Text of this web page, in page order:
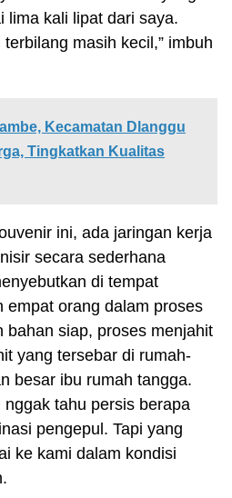
lima kali lipat dari saya.
masih kecil,” imbuh
Kecamatan Dlanggu
Tingkatkan Kualitas
ini, ada jaringan kerja
secara sederhana
di tempat
empat orang dalam proses
bahan siap, proses menjahit
yang tersebar di rumah-
besar ibu rumah tangga.
nggak tahu persis berapa
pengepul. Tapi yang
ke kami dalam kondisi